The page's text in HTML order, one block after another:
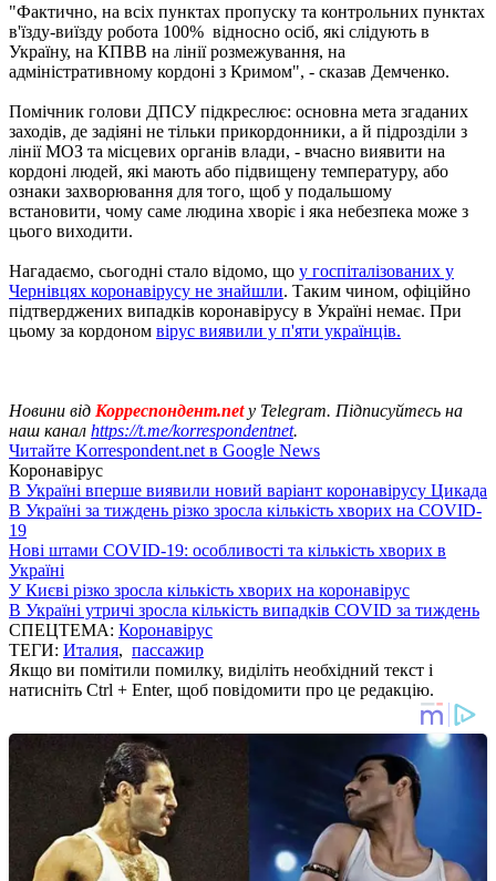
"Фактично, на всіх пунктах пропуску та контрольних пунктах
в'їзду-виїзду робота 100% відносно осіб, які слідують в
Україну, на КПВВ на лінії розмежування, на
адміністративному кордоні з Кримом", - сказав Демченко.
Помічник голови ДПСУ підкреслює: основна мета згаданих
заходів, де задіяні не тільки прикордонники, а й підрозділи з
лінії МОЗ та місцевих органів влади, - вчасно виявити на
кордоні людей, які мають або підвищену температуру, або
ознаки захворювання для того, щоб у подальшому
встановити, чому саме людина хворіє і яка небезпека може з
цього виходити.
Нагадаємо, сьогодні стало відомо, що у госпіталізованих у
Чернівцях коронавірусу не знайшли. Таким чином, офіційно
підтверджених випадків коронавірусу в Україні немає. При
цьому за кордоном вірус виявили у п'яти українців.
Новини від Корреспондент.net у Telegram. Підписуйтесь на
наш канал https://t.me/korrespondentnet.
Читайте Korrespondent.net в Google News
Коронавірус
В Україні вперше виявили новий варіант коронавірусу Цикада
В Україні за тиждень різко зросла кількість хворих на COVID-
19
Нові штами COVID-19: особливості та кількість хворих в
Україні
У Києві різко зросла кількість хворих на коронавірус
В Україні утричі зросла кількість випадків COVID за тиждень
СПЕЦТЕМА: Коронавірус
ТЕГИ: Италия, пассажир
Якщо ви помітили помилку, виділіть необхідний текст і
натисніть Ctrl + Enter, щоб повідомити про це редакцію.